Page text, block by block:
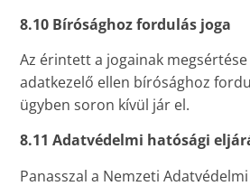
8.10 Bírósághoz fordulás joga
Az érintett a jogainak megsértése
adatkezelő ellen bírósághoz
ügyben soron kívül jár el.
8.11 Adatvédelmi hatósági
Panasszal a Nemzeti Adatvédelmi